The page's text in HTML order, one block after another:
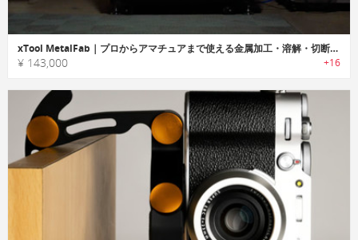
xTool MetalFab｜プロからアマチュアまで使える金属加工・溶解・切断対応メタルワークデバイス
¥ 143,000 +16